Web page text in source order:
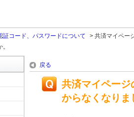
証コード、パスワードについて > 共済マイペー
戻る
共済マイページ
からなくなりま